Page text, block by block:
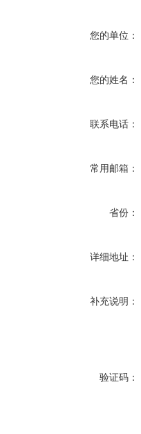
您的单位：
您的姓名：
联系电话：
常用邮箱：
省份：
详细地址：
补充说明：
验证码：